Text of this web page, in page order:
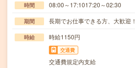
時間 08:00～17:1017:20～02:30
期間 長期でお仕事できる方、大歓迎！
時給 時給1150円
交通費
交通費規定内支給